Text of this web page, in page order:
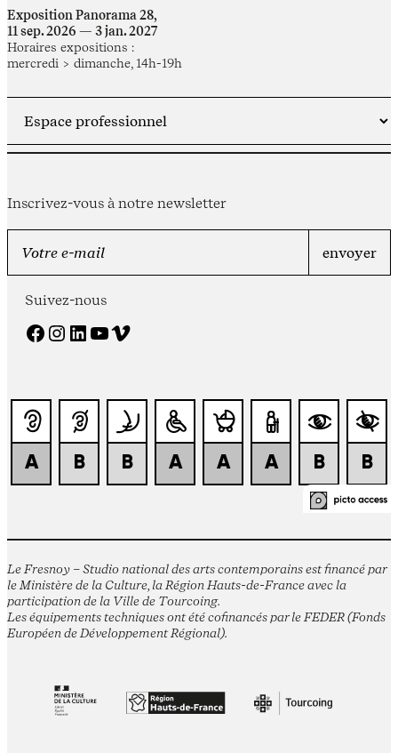
Exposition Panorama 28,
11 sep. 2026 — 3 jan. 2027
Horaires expositions :
mercredi > dimanche, 14h-19h
Inscrivez-vous à notre newsletter
Suivez-nous
Facebook Instagram LinkedIn YouTube Vimeo
Le Fresnoy – Studio national des arts contemporains est financé par
le Ministère de la Culture, la Région Hauts-de-France avec la
participation de la Ville de Tourcoing.
Les équipements techniques ont été cofinancés par le FEDER (Fonds
Européen de Développement Régional).